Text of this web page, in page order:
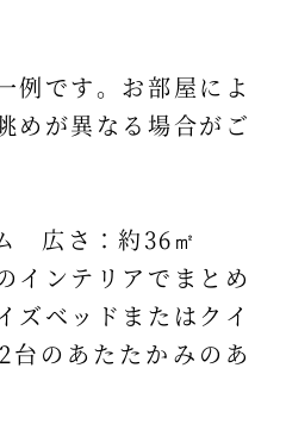
例です。お部屋によ
めが異なる場合がご
広さ：約36㎡
インテリアでまとめ
ズベッドまたはクイ
台のあたたかみのあ